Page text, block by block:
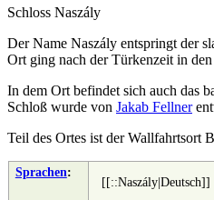
Schloss Naszály
Der Name Naszály entspringt der
Ort ging nach der Türkenzeit in
In dem Ort befindet sich auch das
Schloß wurde von Jakab Fellner
Teil des Ortes ist der Wallfahrtsort
Sprachen:
[[::Naszály|Deutsch]]